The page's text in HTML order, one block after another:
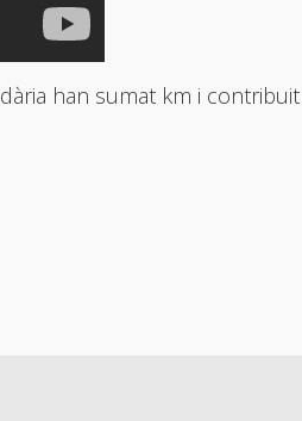
han sumat km i